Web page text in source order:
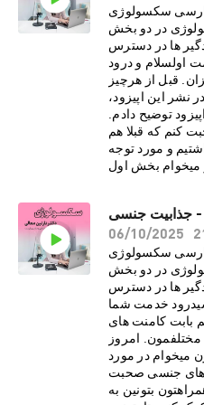
رابطه ای تغییر
های جنسی در
فتیش و کینک در
از پارتنر
دکتر نازنین
بالینی و
فوق تخصصی در
مطب ایشان در
تراپی، پذیرای
با مطالعات و
طریق رسانه های
فارسی زبان
هستند.اسپانسر
پادکست:https://www.promescent.com/?
odcast Go
order. سایت انگلیسی پادکست
سکسولوژی:http://www.sexologypodcast.comچ
روش برای گرم کردن رابطه
زناشویی:https://zaya.io/z0dvyچک لیست رایگانِ
هایی برای نعوظ
پادکست فارسی سکسولوژی
در دو بخش
ها در دسترس
اولسلام و درود
قبل از هرچیز
نشر این اپیزود،
توضیح دادم.
کنم که قبلا هم
و مورد توجه
میخوام بخش اول
روابط باز چه
این گونه روابط
نا مناسب
چند همسری در
مثبت و
بررسی تجربیات
انددرباره دکتر
بالینی و
فوق تخصصی در
مطب ایشان در
تراپی، پذیرای
06/10/2025
پادکست فارسی سکسولوژی
در دو بخش
ها در دسترس
خدمت شما
بابت کامنت های
مختلفمون. امروز
میخوام در مورد
های جنسی صحبت
بتونین به